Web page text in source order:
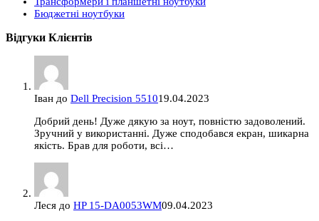
Бюджетні ноутбуки
Відгуки Клієнтів
Іван до Dell Precision 551019.04.2023
Добрий день! Дуже дякую за ноут, повністю задоволений.
Зручний у використанні. Дуже сподобався екран, шикарна
якість. Брав для роботи, всі…
Леся до HP 15-DA0053WM09.04.2023